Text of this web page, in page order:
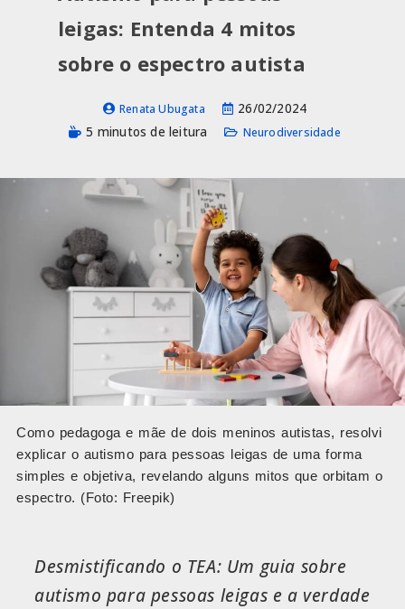
leigas: Entenda 4 mitos
sobre o espectro autista
Renata Ubugata
26/02/2024
5 minutos de leitura
Neurodiversidade
Como pedagoga e mãe de dois meninos autistas, resolvi
explicar o autismo para pessoas leigas de uma forma
simples e objetiva, revelando alguns mitos que orbitam o
espectro. (Foto: Freepik)
Desmistificando o TEA: Um guia sobre
autismo para pessoas leigas e a verdade